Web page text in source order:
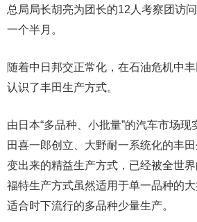
总局局长胡亮为团长的12人考察团访
一个半月。
随着中日邦交正常化，在石油危机中
认识了丰田生产方式。
由日本“多品种、小批量”的汽车市场
田喜一郎创立、大野耐一系统化的丰
变出来的精益生产方式，已经被全世
福特生产方式虽然适用于单一品种的
适合时下流行的多品种少量生产。